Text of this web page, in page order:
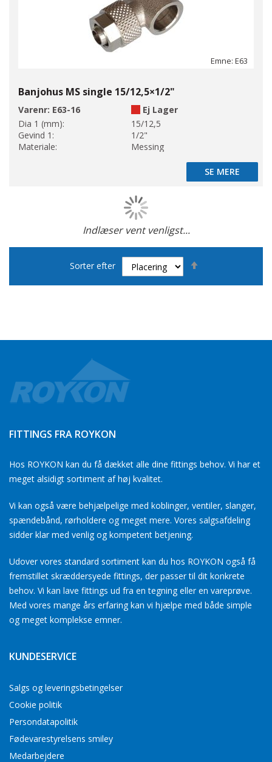
Emne: E63
Banjohus MS single 15/12,5×1/2"
Varenr: E63-16
Ej Lager
Dia 1 (mm):
15/12,5
Gevind 1:
1/2"
Materiale:
Messing
SE MERE
SE MERE
Indlæser vent venligst...
Sorter efter
FITTINGS FRA ROYKON
Hos ROYKON kan du få dækket alle dine fittings behov. Vi har et
meget alsidigt sortiment af høj kvalitet.
Vi kan også være behjælpelige med koblinger, ventiler, slanger,
spændebånd, rørholdere og meget mere. Vores salgsafdeling
sidder klar med venlig og kompetent betjening.
Udover vores standard sortiment kan du hos ROYKON også få
fremstillet skræddersyede fittings, der passer til dit konkrete
behov. Vi kan lave fittings ud fra en tegning eller en vareprøve.
Med vores mange års erfaring kan vi hjælpe med både simple
og meget komplekse emner.
KUNDESERVICE
Salgs og leveringsbetingelser
Cookie politik
Persondatapolitik
Fødevarestyrelsens smiley
Medarbejdere